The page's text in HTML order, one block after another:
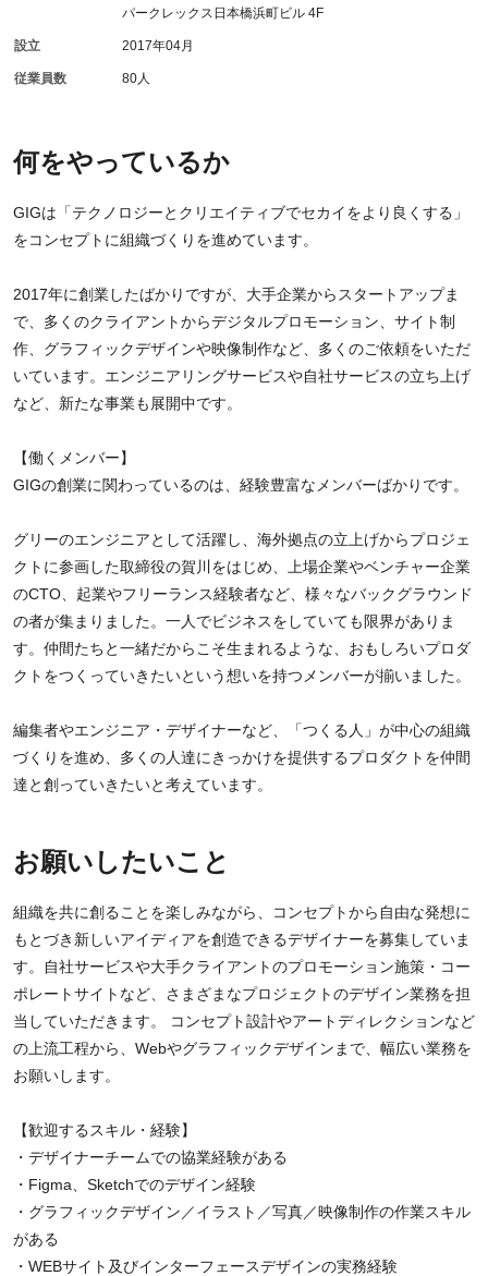
何をやっているか
GIGは「テクノロジーとクリエイティブでセカイをより良くする」
をコンセプトに組織づくりを進めています。
2017年に創業したばかりですが、大手企業からスタートアップま
で、多くのクライアントからデジタルプロモーション、サイト制
作、グラフィックデザインや映像制作など、多くのご依頼をいただ
いています。エンジニアリングサービスや自社サービスの立ち上げ
など、新たな事業も展開中です。
【働くメンバー】
GIGの創業に関わっているのは、経験豊富なメンバーばかりです。
グリーのエンジニアとして活躍し、海外拠点の立上げからプロジェ
クトに参画した取締役の賀川をはじめ、上場企業やベンチャー企業
のCTO、起業やフリーランス経験者など、様々なバックグラウンド
の者が集まりました。一人でビジネスをしていても限界がありま
す。仲間たちと一緒だからこそ生まれるような、おもしろいプロダ
クトをつくっていきたいという想いを持つメンバーが揃いました。
編集者やエンジニア・デザイナーなど、「つくる人」が中心の組織
づくりを進め、多くの人達にきっかけを提供するプロダクトを仲間
達と創っていきたいと考えています。
お願いしたいこと
組織を共に創ることを楽しみながら、コンセプトから自由な発想に
もとづき新しいアイディアを創造できるデザイナーを募集していま
す。自社サービスや大手クライアントのプロモーション施策・コー
ポレートサイトなど、さまざまなプロジェクトのデザイン業務を担
当していただきます。 コンセプト設計やアートディレクションなど
の上流工程から、Webやグラフィックデザインまで、幅広い業務を
お願いします。
【歓迎するスキル・経験】
・デザイナーチームでの協業経験がある
・Figma、Sketchでのデザイン経験
・グラフィックデザイン／イラスト／写真／映像制作の作業スキル
がある
・WEBサイト及びインターフェースデザインの実務経験
パークレックス日本橋浜町ビル 4F
設立 2017年04月
従業員数 80人